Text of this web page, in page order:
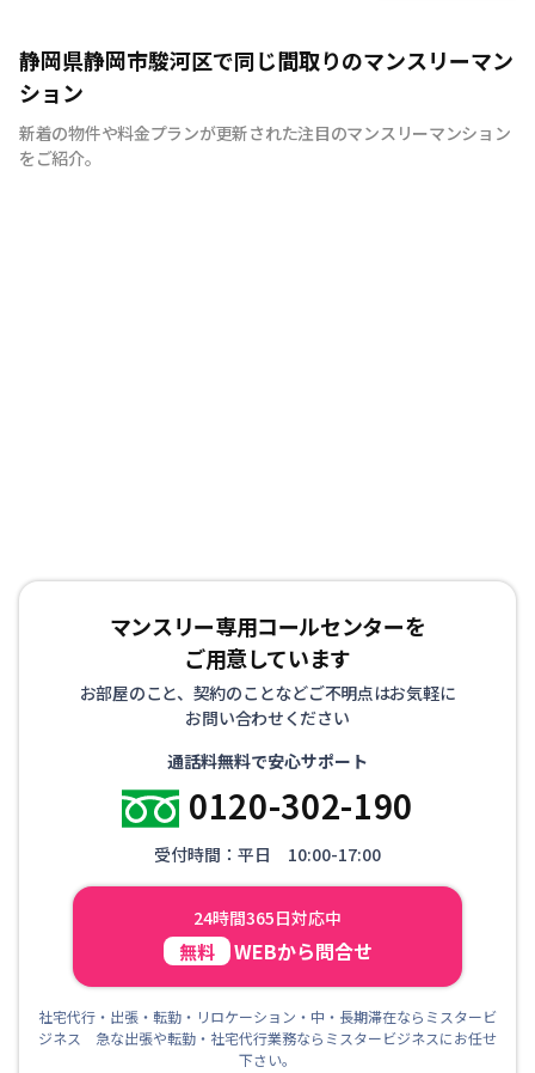
出張、研修、引っ越しまでの繋ぎや仮住まいなど、 多く
の用途にご利用いただいております。 ご不明な点等がご
ざいましたら、お気軽にご連絡ください。
静岡県静岡市駿河区で同じ間取りのマンスリーマン
ション
新着の物件や料金プランが更新された注目のマンスリーマンション
をご紹介。
マンスリー専用コールセンターを
ご用意しています
お部屋のこと、契約のことなどご不明点はお気軽に
お問い合わせください
通話料無料で安心サポート
0120-302-190
受付時間：平日 10:00-17:00
24時間365日対応中
無料 WEBから問合せ
社宅代行・出張・転勤・リロケーション・中・長期滞在ならミスタービ
ジネス 急な出張や転勤・社宅代行業務ならミスタービジネスにお任せ
下さい。